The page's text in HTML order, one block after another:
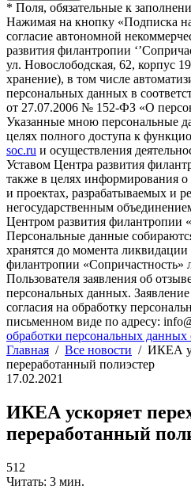
* Поля, обязательные к
Нажимая на кнопку «Подписка
согласие автономной
развития филантропии
ул. Новослободская, 62, корпус
хранение), в том числе
персональных данных в
от 27.07.2006 № 152-ФЗ «О
Указанные мною персональные
целях полного доступа к
soc.ru и осуществления
Уставом Центра развития
также в целях информирования
и проектах, разрабатываемых и
негосударственным
Центром развития филантропии
Персональные данные
хранятся до момента
филантропии «Сопричастность»
Пользователя заявления об
персональных данных. Заявление
согласия на обработку
письменном виде по адресу:
обработки персональных данных
Главная / Все новости / ИКЕА
переработанный полиэстер
17.02.2021
ИКЕА ускоряет
переработанный
512
Читать: 3 мин.